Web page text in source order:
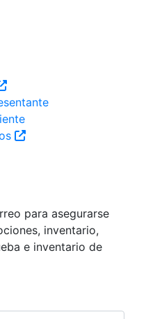
para asegurarse
inventario,
e inventario de